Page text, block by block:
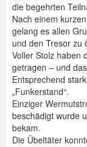
die begehrten
Nach einem
gelang es allen
und den Tresor zu
Voller Stolz haben
getragen – und
Entsprechend
„Funkerstand“.
Einziger
beschädigt wurde
bekam.
Die Übeltäter